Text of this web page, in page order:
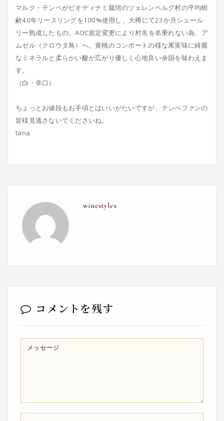
マルク・テンペがビオディナミ栽培のツェレンベルグ村の平均樹
齢40年リースリングを100%使用し、大樽にて23か月シュール
リー熟成したもの。AOC規定変更により村名を名乗れない為、ア
ムゼル（クロウタ鳥）へ。黄桃のコンポートの様な果実味に綺麗
なミネラルと柔らかい酸が広がり優しく心地良い余韻を味わえま
す。
（白・辛口）
ちょっとお値段もお手頃とはいいがたいですが、テンペファンの
皆様見逃さないでくださいね。
tana
winestyles
コメントを残す